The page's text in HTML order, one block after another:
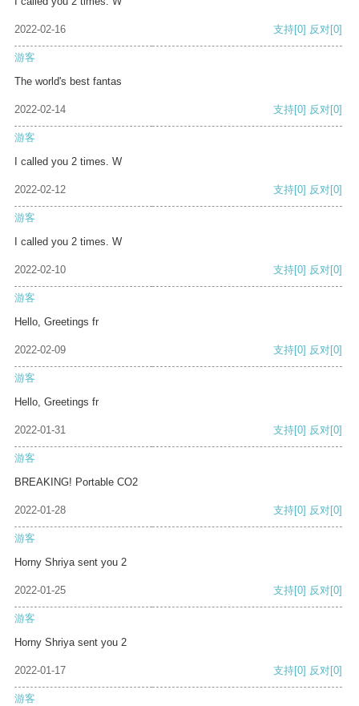
2022-02-16 支持[0] 反对[0]
游客
The world's best fantas
2022-02-14 支持[0] 反对[0]
游客
I called you 2 times. W
2022-02-12 支持[0] 反对[0]
游客
I called you 2 times. W
2022-02-10 支持[0] 反对[0]
游客
Hello, Greetings fr
2022-02-09 支持[0] 反对[0]
游客
Hello, Greetings fr
2022-01-31 支持[0] 反对[0]
游客
BREAKING! Portable CO2
2022-01-28 支持[0] 反对[0]
游客
Horny Shriya sent you 2
2022-01-25 支持[0] 反对[0]
游客
Horny Shriya sent you 2
2022-01-17 支持[0] 反对[0]
游客